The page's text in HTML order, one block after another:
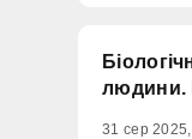
людини.
31 сер